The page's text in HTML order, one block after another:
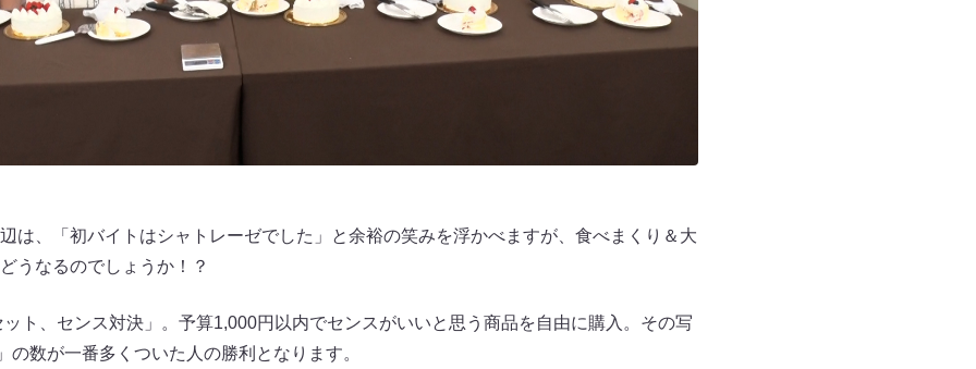
は、「初バイトはシャトレーゼでした」と余裕の笑みを浮かべますが、食べまくり＆大
うなるのでしょうか！？
ト、センス対決」。予算1,000円以内でセンスがいいと思う商品を自由に購入。その写
数が一番多くついた人の勝利となります。